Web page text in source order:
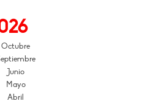
Octubre
Junio
Mayo
Abril